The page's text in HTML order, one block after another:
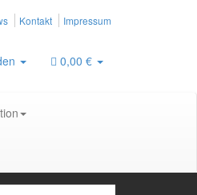
Kontakt Impressum
0,00 €